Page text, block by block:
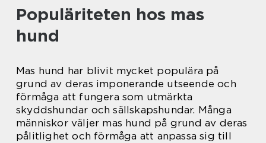
Populäriteten hos mas
hund
Mas hund har blivit mycket populära på
grund av deras imponerande utseende och
förmåga att fungera som utmärkta
skyddshundar och sällskapshundar. Många
människor väljer mas hund på grund av deras
pålitlighet och förmåga att anpassa sig till